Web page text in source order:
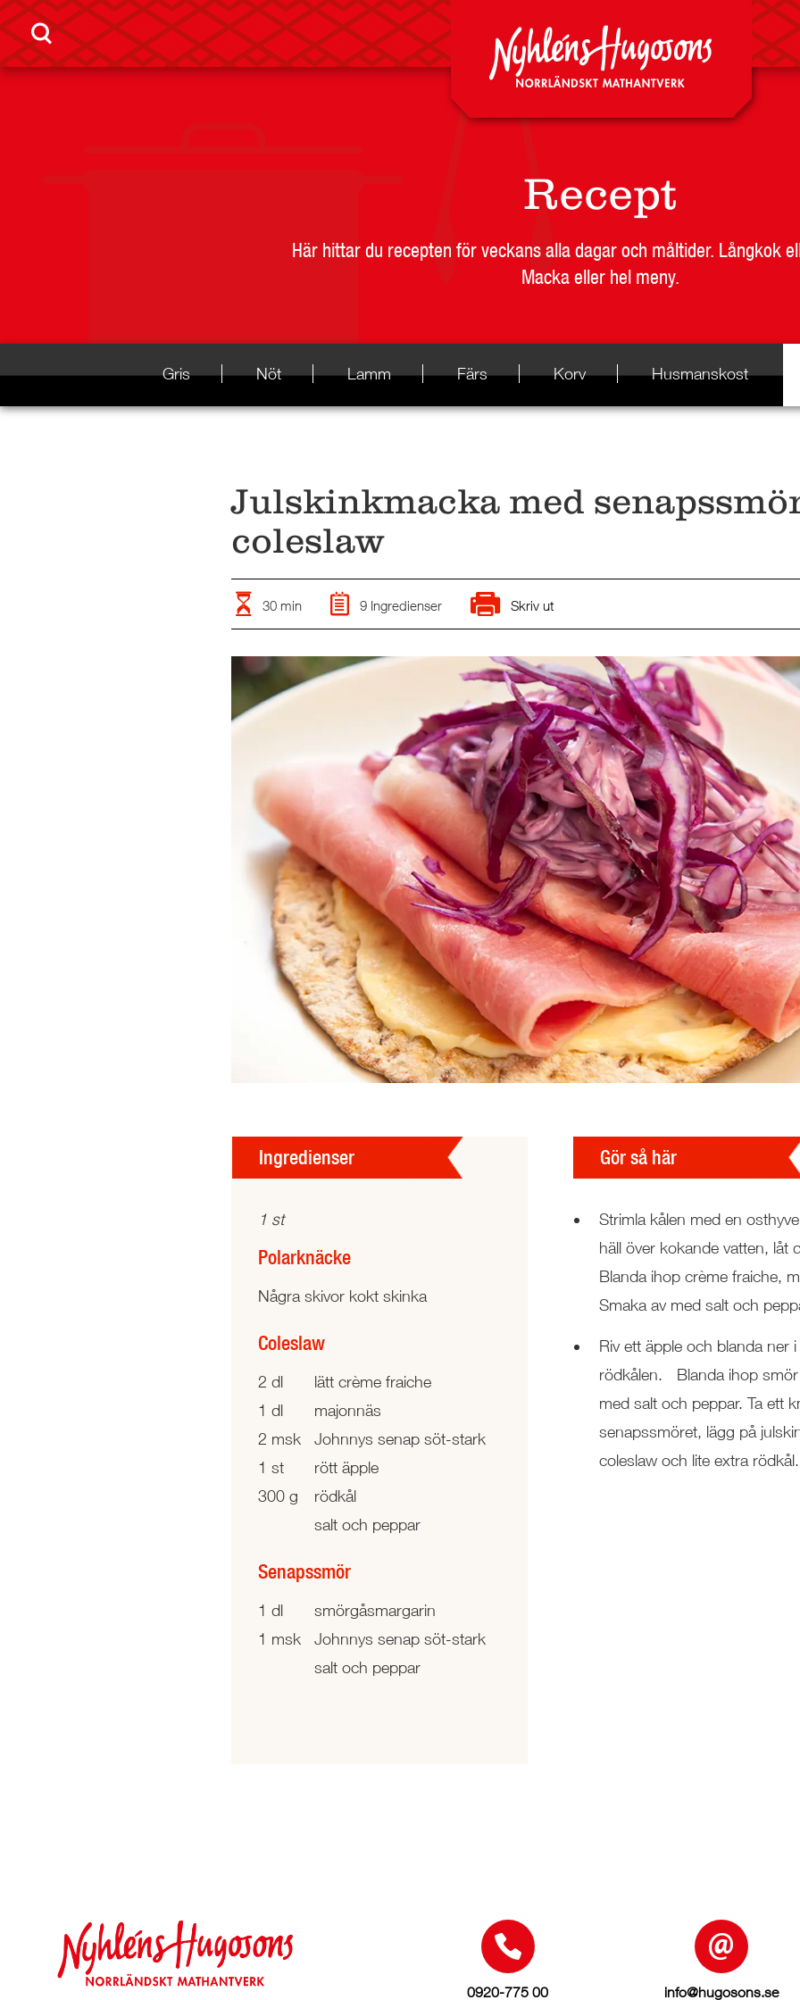
Recept
Här hittar du recepten för veckans alla dagar och måltider. Långkok
Macka eller hel meny.
Gris Nöt Lamm Färs Korv Husmanskost
Julskinkmacka med
coleslaw
30 min 9 Ingredienser Skriv ut
Ingredienser
1 st
Polarknäcke
Några skivor kokt skinka
Coleslaw
2 dl
lätt crème fraiche
1 dl
majonnäs
2 msk
Johnnys senap söt-stark
1 st
rött äpple
300 g
rödkål
salt och peppar
Senapssmör
1 dl
smörgåsmargarin
1 msk
Johnnys senap söt-stark
salt och peppar
Gör så här
Strimla kålen med en
häll över kokande vatten, låt
Blanda ihop crème fraiche,
Smaka av med salt och
Riv ett äpple och blanda ner
rödkålen. Blanda ihop
med salt och peppar. Ta ett
senapssmöret, lägg på
coleslaw och lite extra rödkål.
0920-775 00 info@hugosons.se